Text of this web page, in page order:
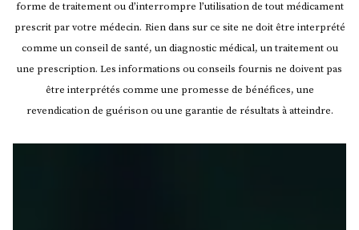
forme de traitement ou d’interrompre l’utilisation de tout médicament
prescrit par votre médecin. Rien dans sur ce site ne doit être interprété
comme un conseil de santé, un diagnostic médical, un traitement ou
une prescription. Les informations ou conseils fournis ne doivent pas
être interprétés comme une promesse de bénéfices, une
revendication de guérison ou une garantie de résultats à atteindre.